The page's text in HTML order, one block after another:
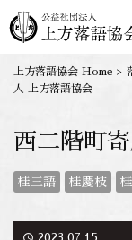
上方落語協会 Home >
人 上方落語協会
西二階町
桂三語 桂慶枝